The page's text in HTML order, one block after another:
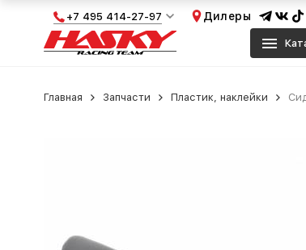
+7 495 414-27-97 Дилеры
Главная Запчасти Пластик, наклейки